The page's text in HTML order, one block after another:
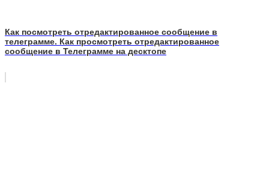
Как посмотреть отредактированное сообщение в
телеграмме. Как просмотреть отредактированное
сообщение в Телеграмме на десктопе